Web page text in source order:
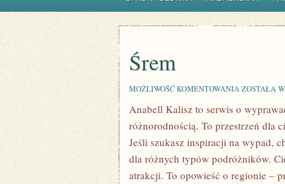
Śrem
MOŻLIWOŚĆ KOMENTOWANIA ŚREM
ZOSTAŁA
Anabell Kalisz to serwis o
różnorodnością. To przestrzeń dla
Jeśli szukasz inspiracji na wypad,
dla różnych typów podróżników.
atrakcji. To opowieść o regionie –